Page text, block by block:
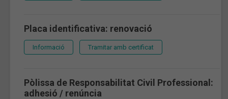
Placa identificativa: renovació
Informació Tramitar amb certificat
Pòlissa de Responsabilitat Civil Professional:
adhesió / renúncia